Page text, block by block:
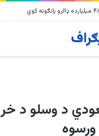
زلزلو پراخ زیانونه اړولي
د وسلو د
ورسوه